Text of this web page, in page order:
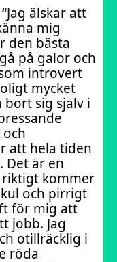
älskar att
mig
den bästa
på galor och
introvert
mycket
sig själv i
att hela tiden
Det är en
kommer
och pirrigt
för mig att
jobb. Jag
otillräcklig i
röda